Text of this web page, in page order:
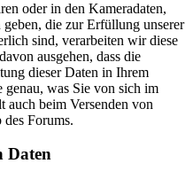
oder in den Kameradaten,
die zur Erfüllung unserer
sind, verarbeiten wir diese
ausgehen, dass die
dieser Daten in Ihrem
genau, was Sie von sich im
auch beim Versenden von
Forums.
Daten